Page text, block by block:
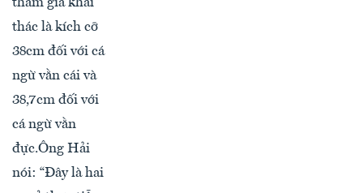
tham gia khai
thác là kích cỡ
38cm đối với cá
ngừ vằn cái và
38,7cm đối với
cá ngừ vằn
đực.Ông Hải
nói: “Đây là hai